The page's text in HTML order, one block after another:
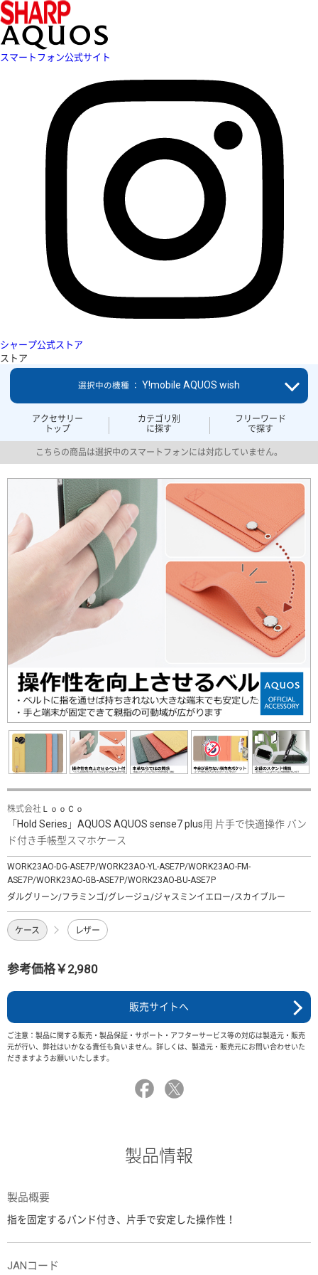
スマートフォン公式サイト
シャープ公式ストア
ストア
アクセサリー
トップ
カテゴリ別
に探す
フリーワード
で探す
選択中の機種 ： Y!mobile AQUOS wish
こちらの商品は選択中のスマートフォンには対応していません。
株式会社ＬｏｏＣｏ
「Hold Series」AQUOS AQUOS sense7 plus用 片手で快適操作 バン
ド付き手帳型スマホケース
WORK23AO-DG-ASE7P/WORK23AO-YL-ASE7P/WORK23AO-FM-
ASE7P/WORK23AO-GB-ASE7P/WORK23AO-BU-ASE7P
ダルグリーン/フラミンゴ/グレージュ/ジャスミンイエロー/スカイブルー
ケース レザー
参考価格￥2,980
販売サイトへ
ご注意：製品に関する販売・製品保証・サポート・アフターサービス等の対応は製造元・販売
元が行い、弊社はいかなる責任も負いません。詳しくは、製造元・販売元にお問い合わせいた
だきますようお願いいたします。
製品情報
製品概要
指を固定するバンド付き、片手で安定した操作性！
JANコード